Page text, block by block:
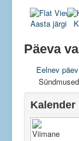
Käsitööpesa
Keraamika
Jagatud
Aasta järgi
Päeva
Eelnev päev
Kalender